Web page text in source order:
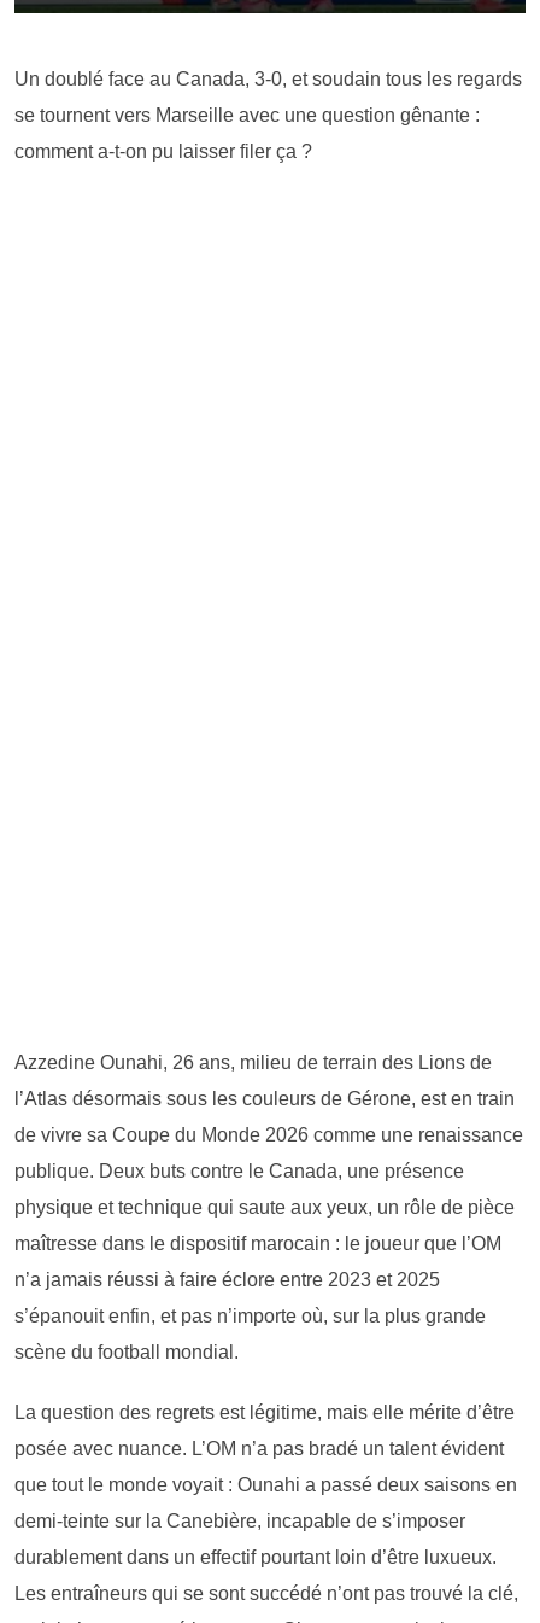
Un doublé face au Canada, 3-0, et soudain tous les regards
se tournent vers Marseille avec une question gênante :
comment a-t-on pu laisser filer ça ?
Azzedine Ounahi, 26 ans, milieu de terrain des Lions de
l’Atlas désormais sous les couleurs de Gérone, est en train
de vivre sa Coupe du Monde 2026 comme une renaissance
publique. Deux buts contre le Canada, une présence
physique et technique qui saute aux yeux, un rôle de pièce
maîtresse dans le dispositif marocain : le joueur que l’OM
n’a jamais réussi à faire éclore entre 2023 et 2025
s’épanouit enfin, et pas n’importe où, sur la plus grande
scène du football mondial.
La question des regrets est légitime, mais elle mérite d’être
posée avec nuance. L’OM n’a pas bradé un talent évident
que tout le monde voyait : Ounahi a passé deux saisons en
demi-teinte sur la Canebière, incapable de s’imposer
durablement dans un effectif pourtant loin d’être luxueux.
Les entraîneurs qui se sont succédé n’ont pas trouvé la clé,